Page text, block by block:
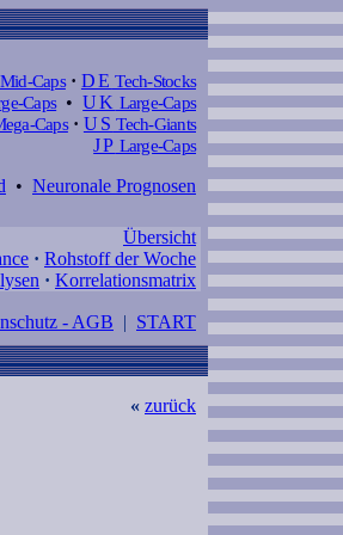
Mid-Caps · DE Tech-Stocks
Caps•UK Large-Caps
Caps · US Tech-Giants
JP Large-Caps
• Neuronale Prognosen
Übersicht
· Rohstoff der Woche
· Korrelationsmatrix
« zurück
- AGB | START